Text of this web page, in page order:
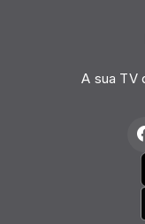
A sua TV